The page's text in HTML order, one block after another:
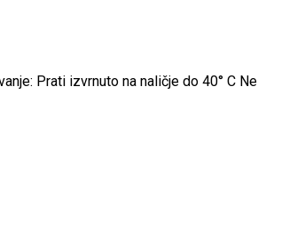
Prati izvrnuto na naličje do 40° C Ne